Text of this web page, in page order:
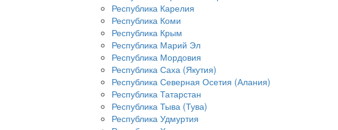
Республика Карелия
Республика Коми
Республика Крым
Республика Марий Эл
Республика Мордовия
Республика Саха (Якутия)
Республика Северная Осетия (Алания)
Республика Татарстан
Республика Тыва (Тува)
Республика Удмуртия